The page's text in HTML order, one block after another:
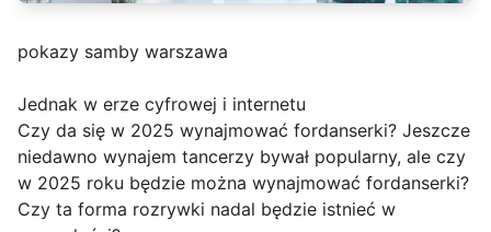
pokazy samby warszawa
Jednak w erze cyfrowej i internetu
Czy da się w 2025 wynajmować fordanserki? Jeszcze
niedawno wynajem tancerzy bywał popularny, ale czy
w 2025 roku będzie można wynajmować fordanserki?
Czy ta forma rozrywki nadal będzie istnieć w